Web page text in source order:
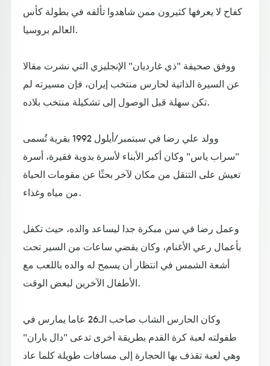
كفاح لا يعرفها كثيرون ممن شاهدوا تألقه في بطولة كأس
العالم بروسيا.
ووفق صحيفة "ذي غارديان" الإنجليزي التي نشرت مقالا
عن السيرة الذاتية لحارس منتخب إيران، فإن مسيرته لم
تكن سهلة قبل الوصول إلى تشكيلة منتخب بلاده.
وولد علي رضا في سبتمبر/أيلول 1992 بقرية تُسمى
"سراب ياس" وكان أكبر الأبناء لأسرة بدوية فقيرة، أسرة
تعيش على التنقل من مكان لآخر بحثًا عن مقومات الحياة
من مياه وغذاء.
وعمل رضا في سن مبكرة جدا ليساعد والده، حيث تكفل
بأعمال رعي الأغنام، وكان يقضي ساعات من السير تحت
أشعة الشمس في انتظار أن يسمح له والده باللعب مع
الأطفال الآخرين لبعض الوقت.
وكان الحارس الشاب صاحب الـ26 عاما يمارس في
طفولته لعبة كرة القدم بطريقة أخرى تدعى "دال باران"
وهي لعبة تقذف بها الحجارة إلى مسافات طويلة كلما عاد